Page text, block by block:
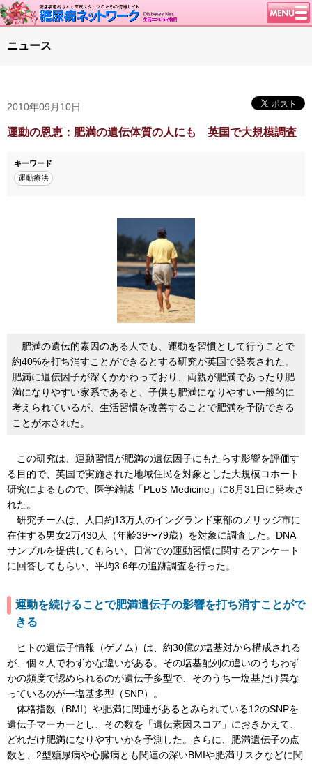
談話室BBS
糖尿病のきほん
腎臓の健康道
ニュース
2010年09月10日
運動の恩恵：肥満の遺伝体質の人にも 英国で大規模調査
キーワード
運動療法
肥満の遺伝的素因のある人でも、運動を習慣として行うことで
約40%を打ち消すことができるとする研究が英国で発表された。
肥満に遺伝因子が深くかかわっており、両親が肥満であったり肥
満になりやすい家系であると、子供も肥満になりやすい一般的に
考えられているが、生活習慣を改善することで肥満を予防できる
ことが示された。
この研究は、運動習慣が肥満の遺伝因子にもたらす影響を評価す
る目的で、英国で実施された地域住民を対象とした大規模コホート
研究によるもので、医学雑誌「PLoS Medicine」に8月31日に発表さ
れた。
研究チームは、人口約13万人のイングランド東部のノリッジ市に
在住する男女2万430人（年齢39〜79歳）を対象に調査した。DNA
サンプルを提供してもらい、日常での運動習慣に関するアンケート
に回答してもらい、平均3.6年の追跡調査を行った。
運動を続けることで肥満遺伝子の影響を打ち消すことがで
きる
ヒトの遺伝子情報（ゲノム）は、約30億の塩基対から構成される
が、個々人でわずかな違いがある。その塩基配列の違いのうちわず
かの頻度で認められるのが遺伝子多型で、そのうち一塩基だけ異な
っているのが一塩基多型（SNP）。
体格指数（BMI）や肥満に関連があるとみられている12のSNPを
遺伝子マーカーとし、その数を「遺伝素因スコア」におきかえて、
どれだけ肥満になりやすいかを予測した。さらに、肥満遺伝子の点
数と、2型糖尿病や心臓病とも関連の深いBMIや肥満リスクなどに関